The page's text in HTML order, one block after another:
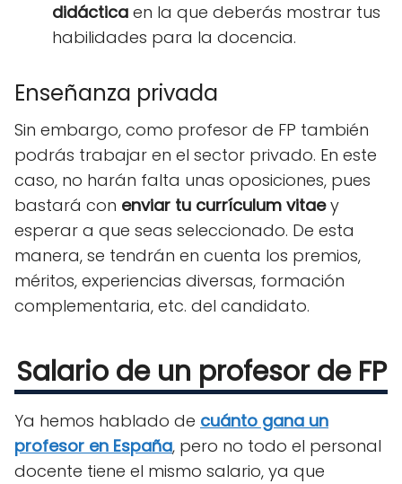
didáctica en la que deberás mostrar tus
habilidades para la docencia.
Enseñanza privada
Sin embargo, como profesor de FP también
podrás trabajar en el sector privado. En este
caso, no harán falta unas oposiciones, pues
bastará con enviar tu currículum vitaey
esperar a que seas seleccionado. De esta
manera, se tendrán en cuenta los premios,
méritos, experiencias diversas, formación
complementaria, etc. del candidato.
Salario de un profesor de FP
Ya hemos hablado de cuánto gana un
profesor en España, pero no todo el personal
docente tiene el mismo salario, ya que